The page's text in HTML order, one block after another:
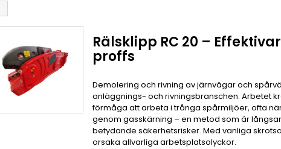
Rälsklipp RC 20 –
proffs
Demolering och rivning av järnvägar och
anläggnings- och rivningsbranschen. Arbetet
förmåga att arbeta i trånga spårmiljöer, ofta
genom gasskärning – en metod som är
betydande säkerhetsrisker. Med vanliga
orsaka allvarliga arbetsplatsolyckor.